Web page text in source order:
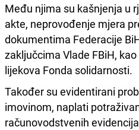
Među njima su kašnjenja u
akte, neprovođenje mjera
dokumentima Federacije
zaključcima Vlade FBiH,
lijekova Fonda solidarnosti.
Također su evidentirani
imovinom, naplati
računovodstvenih